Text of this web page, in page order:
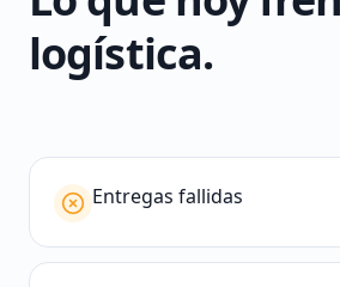
logística.
Entregas fallidas